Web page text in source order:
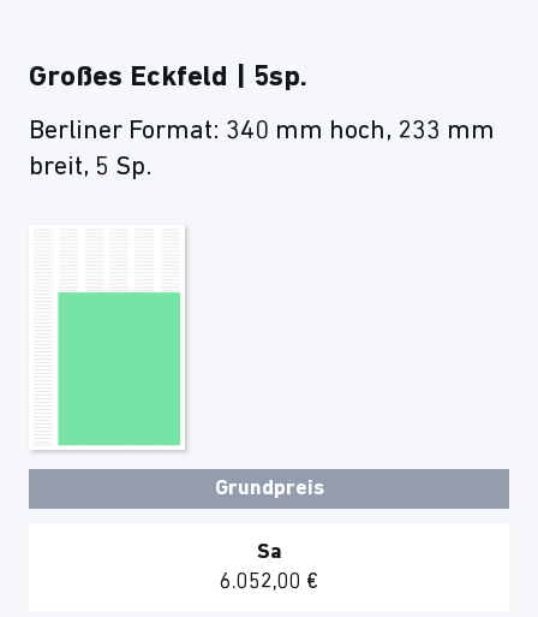
Großes Eckfeld | 5sp.
Berliner Format: 340 mm hoch, 233 mm
breit, 5 Sp.
Grundpreis
Sa
6.052,00 €